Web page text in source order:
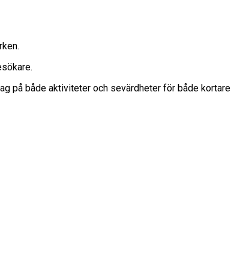
på både aktiviteter och sevärdheter för både kortare